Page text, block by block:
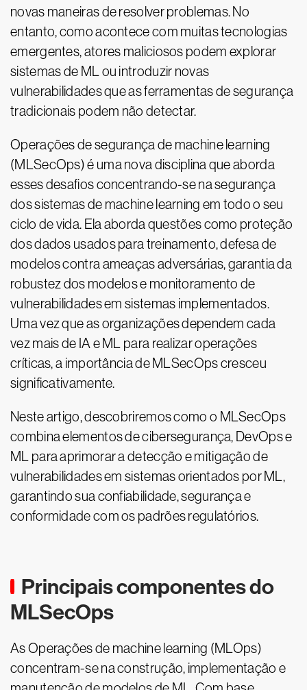
novas maneiras de resolver problemas. No
entanto, como acontece com muitas tecnologias
emergentes, atores maliciosos podem explorar
sistemas de ML ou introduzir novas
vulnerabilidades que as ferramentas de segurança
tradicionais podem não detectar.
Operações de segurança de machine learning
(MLSecOps) é uma nova disciplina que aborda
esses desafios concentrando-se na segurança
dos sistemas de machine learning em todo o seu
ciclo de vida. Ela aborda questões como proteção
dos dados usados para treinamento, defesa de
modelos contra ameaças adversárias, garantia da
robustez dos modelos e monitoramento de
vulnerabilidades em sistemas implementados.
Uma vez que as organizações dependem cada
vez mais de IA e ML para realizar operações
críticas, a importância de MLSecOps cresceu
significativamente.
Neste artigo, descobriremos como o MLSecOps
combina elementos de cibersegurança, DevOps e
ML para aprimorar a detecção e mitigação de
vulnerabilidades em sistemas orientados por ML,
garantindo sua confiabilidade, segurança e
conformidade com os padrões regulatórios.
Principais componentes do
MLSecOps
As Operações de machine learning (MLOps)
concentram-se na construção, implementação e